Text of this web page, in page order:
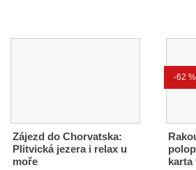
Zájezd do Chorvatska:
Plitvická jezera i relax u
moře
-62 %
karta